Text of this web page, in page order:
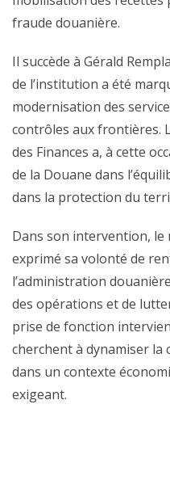
fraude douanière.
Il succède à Gérald
de l’institution a été
modernisation des
contrôles aux frontières.
des Finances a, à cette
de la Douane dans
dans la protection du
Dans son intervention,
exprimé sa volonté de
l’administration
des opérations et de
prise de fonction
cherchent à dynamiser la
dans un contexte
exigeant.